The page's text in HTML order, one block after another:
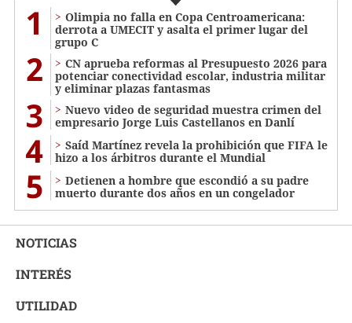
1
Olimpia no falla en Copa Centroamericana:
derrota a UMECIT y asalta el primer lugar del
grupo C
2
CN aprueba reformas al Presupuesto 2026 para
potenciar conectividad escolar, industria militar
y eliminar plazas fantasmas
3
Nuevo video de seguridad muestra crimen del
empresario Jorge Luis Castellanos en Danlí
4
Saíd Martínez revela la prohibición que FIFA le
hizo a los árbitros durante el Mundial
5
Detienen a hombre que escondió a su padre
muerto durante dos años en un congelador
NOTICIAS
INTERÉS
UTILIDAD